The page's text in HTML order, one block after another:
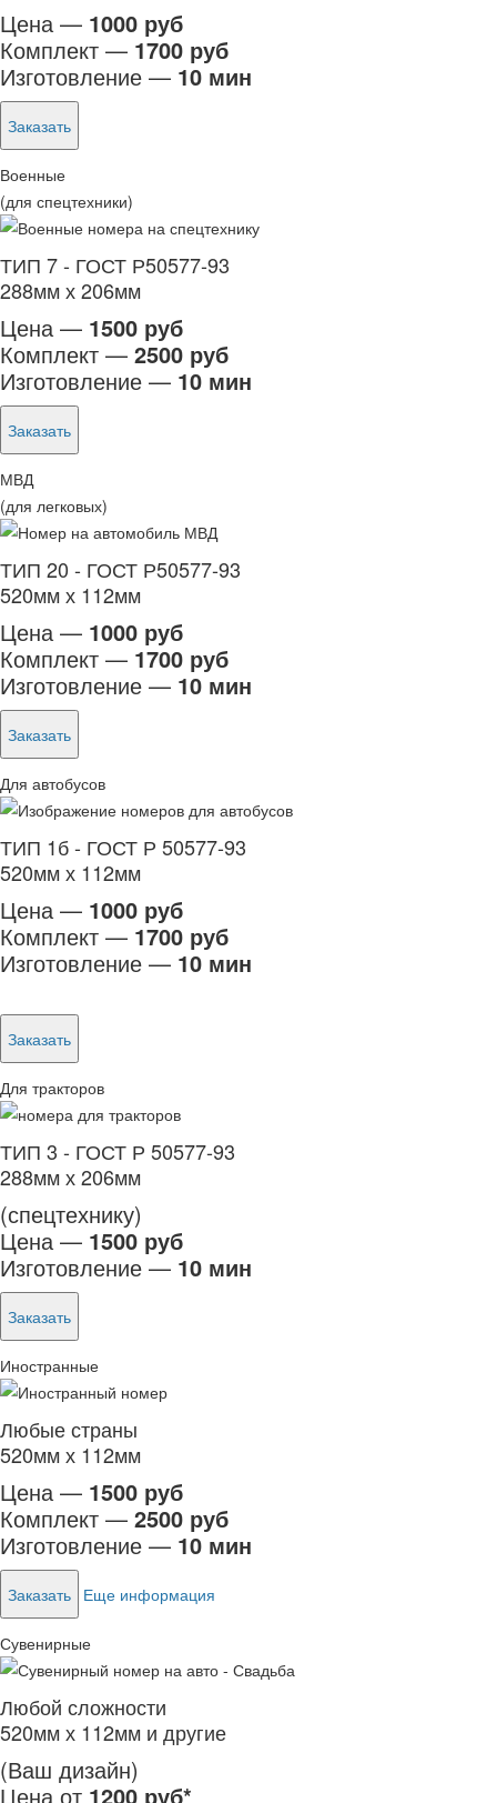
Цена — 1000 руб
Комплект — 1700 руб
Изготовление — 10 мин
Заказать
Военные
(для спецтехники)
ТИП 7 - ГОСТ Р50577-93
288мм х 206мм
Цена — 1500 руб
Комплект — 2500 руб
Изготовление — 10 мин
Заказать
МВД
(для легковых)
ТИП 20 - ГОСТ Р50577-93
520мм х 112мм
Цена — 1000 руб
Комплект — 1700 руб
Изготовление — 10 мин
Заказать
Для автобусов
ТИП 1б - ГОСТ Р 50577-93
520мм х 112мм
Цена — 1000 руб
Комплект — 1700 руб
Изготовление — 10 мин
Заказать
Для тракторов
ТИП 3 - ГОСТ Р 50577-93
288мм х 206мм
(спецтехнику)
Цена — 1500 руб
Изготовление — 10 мин
Заказать
Иностранные
Любые страны
520мм х 112мм
Цена — 1500 руб
Комплект — 2500 руб
Изготовление — 10 мин
Заказать Еще информация
Сувенирные
Любой сложности
520мм х 112мм и другие
(Ваш дизайн)
Цена от 1200 руб*